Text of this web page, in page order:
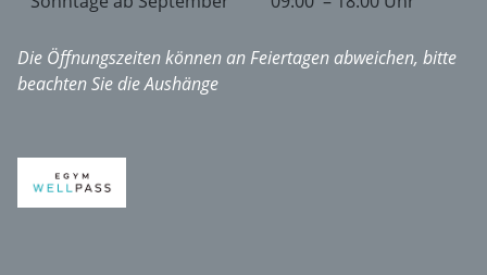
Die Öffnungszeiten können an Feiertagen abweichen, bitte
beachten Sie die Aushänge